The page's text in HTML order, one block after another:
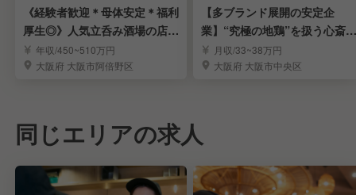
《経験者歓迎＊母体安定＊福利
厚生◎》人気立呑み酒場の店長
候補募集
年収/450~510万円
大阪府 大阪市阿倍野区
【多ブランド展開の安定企
業】“究極の地鶏”を扱う心斎橋
高級焼鳥店・店長候補
月収/33~38万円
大阪府 大阪市中央区
同じエリアの求人